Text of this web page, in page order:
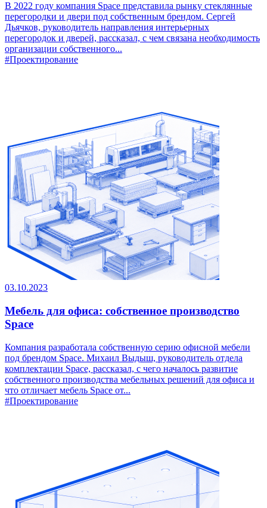
В 2022 году компания Space представила рынку стеклянные
перегородки и двери под собственным брендом. Сергей
Дьячков, руководитель направления интерьерных
перегородок и дверей, рассказал, с чем связана необходимость
организации собственного...
#Проектирование
03.10.2023
Мебель для офиса: собственное производство
Space
Компания разработала собственную серию офисной мебели
под брендом Space. Михаил Выдыш, руководитель отдела
комплектации Space, рассказал, с чего началось развитие
собственного производства мебельных решений для офиса и
что отличает мебель Space от...
#Проектирование